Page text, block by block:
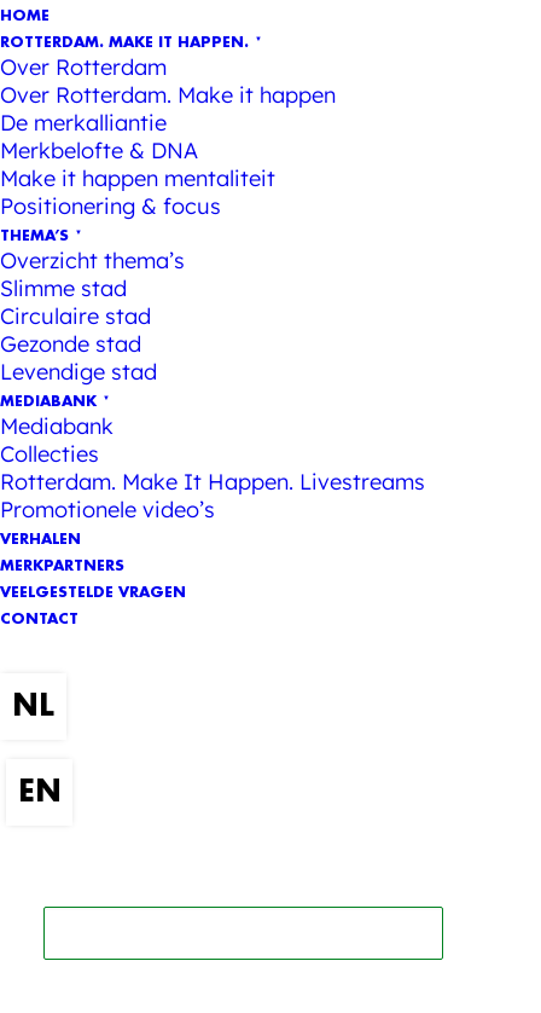
HOME
ROTTERDAM. MAKE IT HAPPEN.
Over Rotterdam
Over Rotterdam. Make it happen
De merkalliantie
Merkbelofte & DNA
Make it happen mentaliteit
Positionering & focus
THEMA’S
Overzicht thema’s
Slimme stad
Circulaire stad
Gezonde stad
Levendige stad
MEDIABANK
Mediabank
Collecties
Rotterdam. Make It Happen. Livestreams
Promotionele video’s
VERHALEN
MERKPARTNERS
VEELGESTELDE VRAGEN
CONTACT